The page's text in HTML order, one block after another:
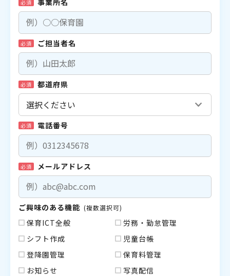
必須
必須 ご担当者名
必須 都道府県
必須 電話番号
必須 メールアドレス
ご興味のある機能 (複数選択可)
保育ICT全般
労務・勤怠管理
シフト作成
児童台帳
登降園管理
保育料管理
お知らせ
写真配信